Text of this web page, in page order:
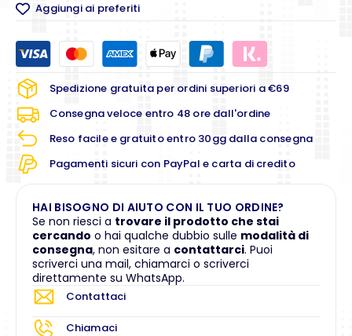
Aggiungi ai preferiti
Spedizione gratuita per ordini superiori a €69
Consegna veloce entro 48 ore dall'ordine
Reso facile e gratuito entro 30gg dalla consegna
Pagamenti sicuri con PayPal e carta di credito
HAI BISOGNO DI AIUTO CON IL TUO ORDINE?
Se non riesci a trovare il prodotto che stai
cercando o hai qualche dubbio sulle modalità di
consegna, non esitare a contattarci. Puoi
scriverci una mail, chiamarci o scriverci
direttamente su WhatsApp.
Contattaci
Chiamaci